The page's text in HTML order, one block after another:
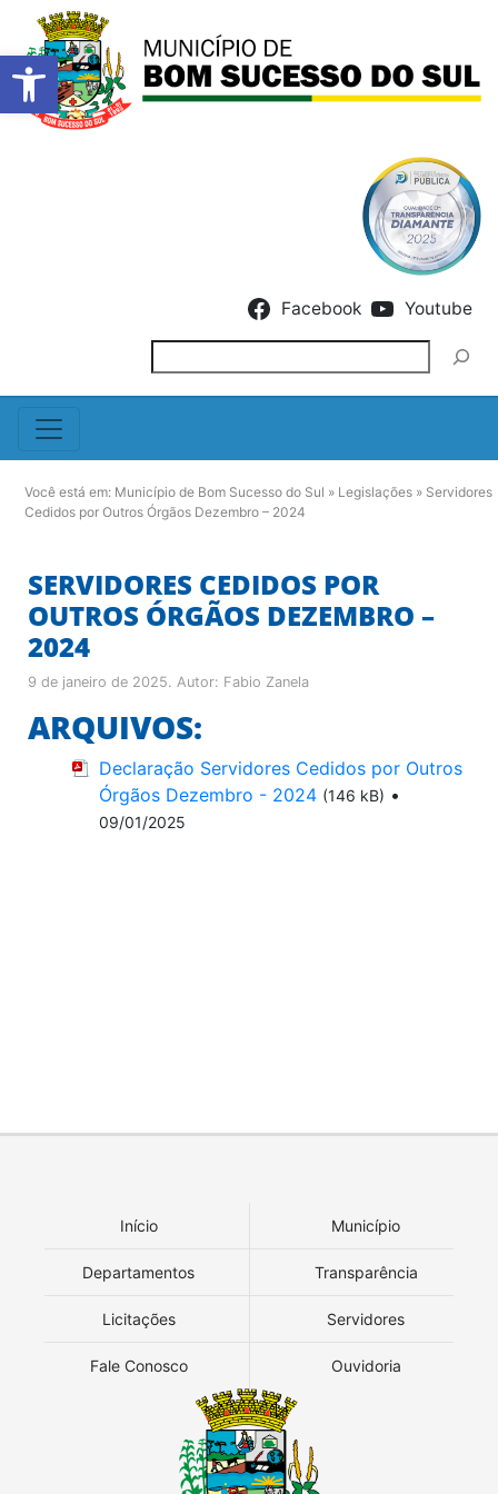
Barra de Ferramentas
Facebook Youtube
Você está em: Município de Bom Sucesso do Sul » Legislações » Servidores
Cedidos por Outros Órgãos Dezembro – 2024
SERVIDORES CEDIDOS POR
OUTROS ÓRGÃOS DEZEMBRO –
2024
9 de janeiro de 2025. Autor: Fabio Zanela
ARQUIVOS:
Declaração Servidores Cedidos por Outros
Órgãos Dezembro - 2024 (146 kB) •
09/01/2025
Início Município
Departamentos Transparência
Licitações Servidores
Fale Conosco Ouvidoria